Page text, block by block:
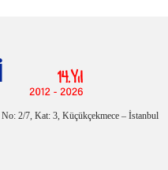
2/7, Kat: 3, Küçükçekmece – İstanbul